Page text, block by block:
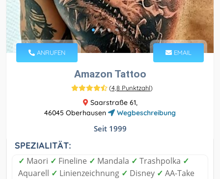
ANRUFEN EMAIL
Amazon Tattoo
(4,8 Punktzahl)
Saarstraße 61,
46045 Oberhausen
Wegbeschreibung
Seit 1999
SPEZIALITÄT:
✓ Maori ✓ Fineline ✓ Mandala ✓ Trashpolka ✓
Aquarell ✓ Linienzeichnung ✓ Disney ✓ AA-Take